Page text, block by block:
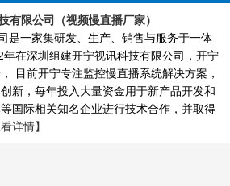
有限公司（视频慢直播厂家）
是一家集研发、生产、销售与服务于一体
在深圳组建开宁视讯科技有限公司，开宁
目前开宁专注监控慢直播系统解决方案，
新，每年投入大量资金用于新产品开发和
国际相关知名企业进行技术合作，并取得
看详情】